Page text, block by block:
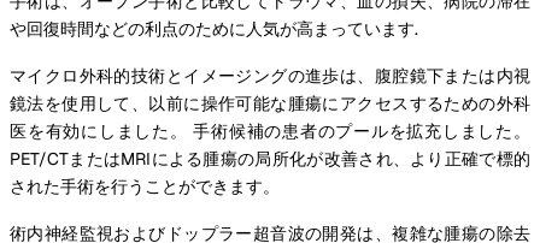
や回復時間などの利点のために人気が高まっています.
マイクロ外科的技術とイメージングの進歩は、腹腔鏡下または内視
鏡法を使用して、以前に操作可能な腫瘍にアクセスするための外科
医を有効にしました。 手術候補の患者のプールを拡充しました。
PET/CTまたはMRIによる腫瘍の局所化が改善され、より正確で標的
された手術を行うことができます。
術内神経監視およびドップラー超音波の開発は、複雑な腫瘍の除去